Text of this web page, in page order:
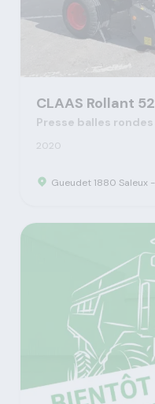
CLAAS Rollant
Presse balles rondes
2020